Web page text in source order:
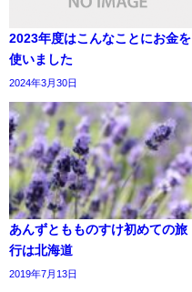
2023年度はこんなことにお金を
使いました
2024年3月30日
あんずともものすけ初めての旅
行は北海道
2019年7月13日